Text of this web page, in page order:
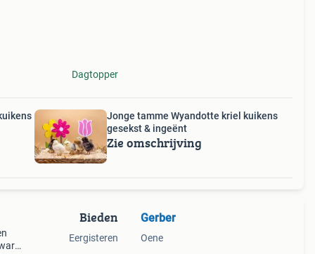
Dagtopper
Jonge tamme Wyandotte kriel kuikens
gesekst & ingeënt
Zie omschrijving
Bieden
Eergisteren
Gerber
Oene